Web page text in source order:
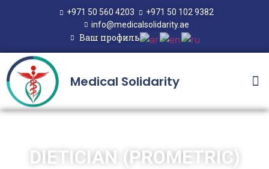
+971 50 560 4203
+971 50 102 9382
info@medicalsolidarity.ae
Ваш профиль
Medical Solidarity
DIETICIAN (PROMETRIC)